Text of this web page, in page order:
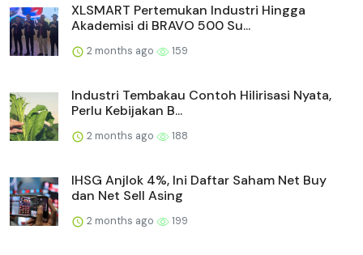
XLSMART Pertemukan Industri Hingga
Akademisi di BRAVO 500 Su...
2 months ago 159
Industri Tembakau Contoh Hilirisasi Nyata,
Perlu Kebijakan B...
2 months ago 188
IHSG Anjlok 4%, Ini Daftar Saham Net Buy
dan Net Sell Asing
2 months ago 199